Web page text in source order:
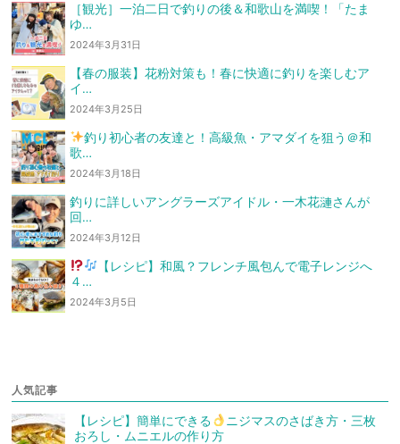
［観光］一泊二日で釣りの後＆和歌山を満喫！「たま
ゆ…
2024年3月31日
【春の服装】花粉対策も！春に快適に釣りを楽しむア
イ…
2024年3月25日
釣り初心者の友達と！高級魚・アマダイを狙う ＠和
歌…
2024年3月18日
釣りに詳しいアングラーズアイドル・一木花漣さんが
回…
2024年3月12日
【レシピ】和風？フレンチ風包んで電子レンジへ
４…
2024年3月5日
人気記事
【レシピ】簡単にできる
ニジマスのさばき方・三枚
おろし・ムニエルの作り方